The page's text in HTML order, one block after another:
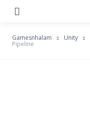
Gamesnhalam Unity
Pipeline